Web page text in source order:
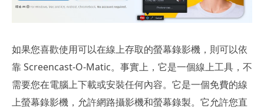
如果您喜歡使用可以在線上存取的螢幕錄影機，則可以依
靠 Screencast-O-Matic。事實上，它是一個線上工具，不
需要您在電腦上下載或安裝任何內容。它是一個免費的線
上螢幕錄影機，允許網路攝影機和螢幕錄製。它允許您直